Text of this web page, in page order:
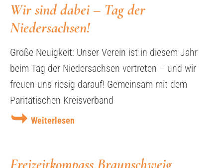
Wir sind dabei – Tag der
Niedersachsen!
Große Neuigkeit: Unser Verein ist in diesem Jahr
beim Tag der Niedersachsen vertreten – und wir
freuen uns riesig darauf! Gemeinsam mit dem
Paritätischen Kreisverband
Weiterlesen
Freizeitkompass Braunschweig